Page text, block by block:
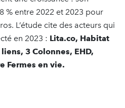
% entre 2022 et 2023 pour
L’étude cite des acteurs qui
en 2023 : Lita.co, Habitat
3 Colonnes, EHD,
Fermes en vie.